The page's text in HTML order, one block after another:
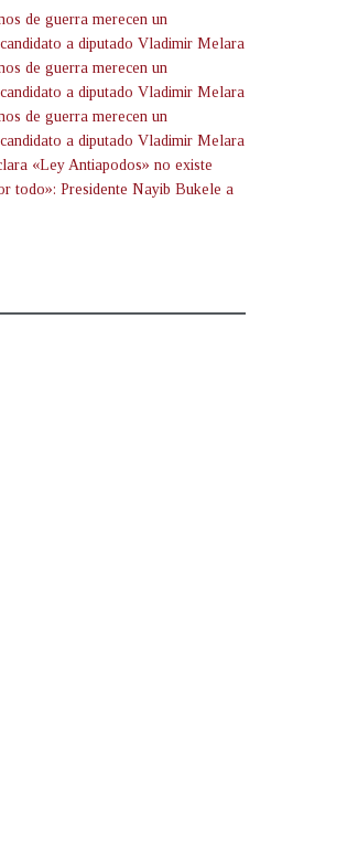
de guerra merecen un
a diputado Vladimir Melara
de guerra merecen un
a diputado Vladimir Melara
de guerra merecen un
a diputado Vladimir Melara
«Ley Antiapodos» no existe
todo»: Presidente Nayib Bukele a